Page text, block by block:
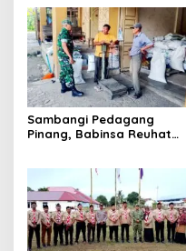
Sambangi Pedagang
Pinang, Babinsa Reuhat